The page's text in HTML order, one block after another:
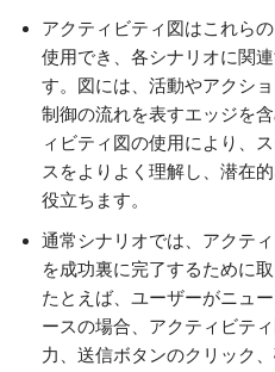
アクティビティ図はこれら
使用でき、各シナリオに関
す。図には、活動やアクシ
制御の流れを表すエッジを
ィビティ図の使用により、
スをよりよく理解し、潜在
役立ちます。
通常シナリオでは、アクテ
を成功裏に完了するために
たとえば、ユーザーがニュ
ースの場合、アクティビテ
力、送信ボタンのクリック